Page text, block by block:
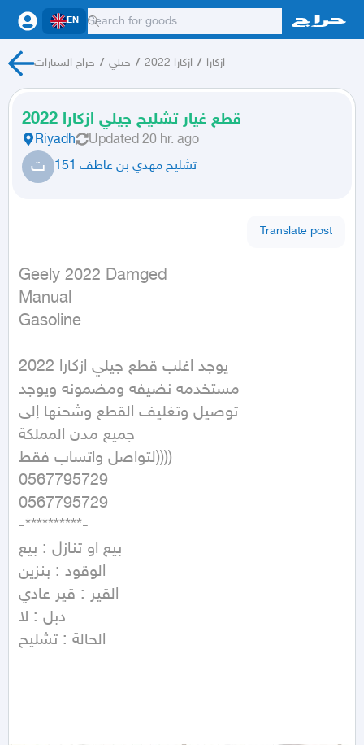
EN
حراج السيارات / جيلي / ازكارا 2022 / ازكارا
قطع غيار تشليح جيلي ازكارا 2022
Riyadh Updated 20 hr. ago
ت تشليح مهدي بن عاطف 151
Translate post
Geely 2022 Damged
Manual
Gasoline
يوجد اغلب قطع جيلي ازكارا 2022
مستخدمه نضيفه ومضمونه ويوجد
توصيل وتغليف القطع وشحنها إلى
جميع مدن المملكة
لتواصل واتساب فقط))))
0567795729
0567795729
-**********-
بيع او تنازل : بيع
الوقود : بنزين
القير : قير عادي
دبل : لا
الحالة : تشليح